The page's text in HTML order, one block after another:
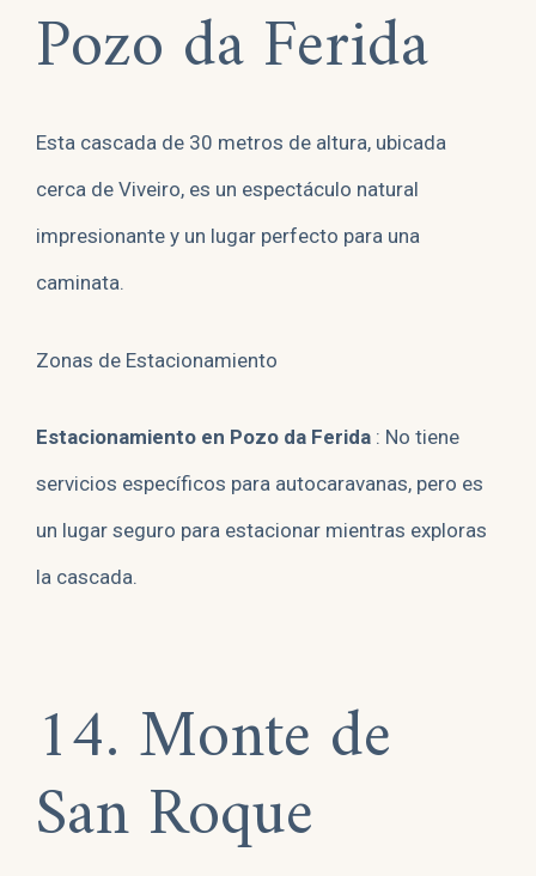
Pozo da Ferida
Esta cascada de 30 metros de altura, ubicada
cerca de Viveiro, es un espectáculo natural
impresionante y un lugar perfecto para una
caminata.
Zonas de Estacionamiento
Estacionamiento en Pozo da Ferida : No tiene
servicios específicos para autocaravanas, pero es
un lugar seguro para estacionar mientras exploras
la cascada.
14. Monte de
San Roque